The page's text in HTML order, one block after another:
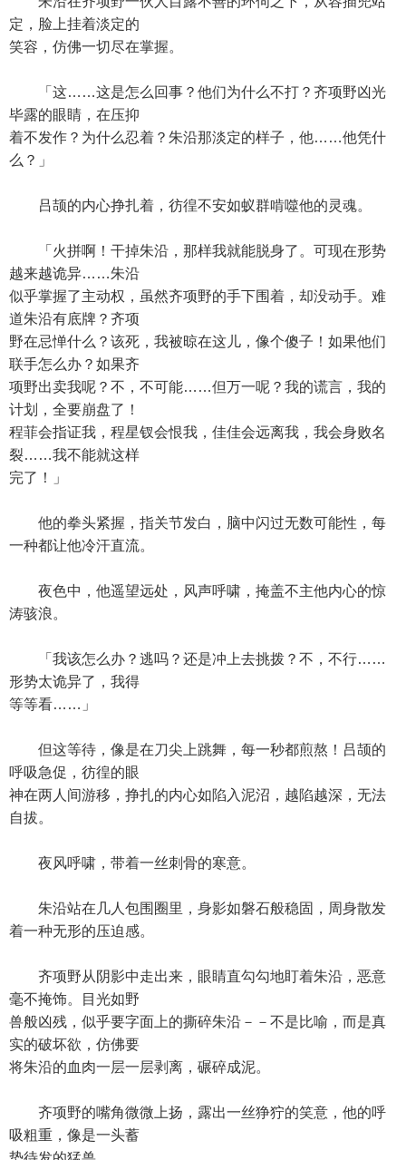
定，脸上挂着淡定的
笑容，仿佛一切尽在掌握。
「这……这是怎么回事？他们为什么不打？齐项野凶光
毕露的眼睛，在压抑
着不发作？为什么忍着？朱沿那淡定的样子，他……他凭什
么？」
吕颉的内心挣扎着，彷徨不安如蚁群啃噬他的灵魂。
「火拼啊！干掉朱沿，那样我就能脱身了。可现在形势
越来越诡异……朱沿
似乎掌握了主动权，虽然齐项野的手下围着，却没动手。难
道朱沿有底牌？齐项
野在忌惮什么？该死，我被晾在这儿，像个傻子！如果他们
联手怎么办？如果齐
项野出卖我呢？不，不可能……但万一呢？我的谎言，我的
计划，全要崩盘了！
程菲会指证我，程星钗会恨我，佳佳会远离我，我会身败名
裂……我不能就这样
完了！」
他的拳头紧握，指关节发白，脑中闪过无数可能性，每
一种都让他冷汗直流。
夜色中，他遥望远处，风声呼啸，掩盖不主他内心的惊
涛骇浪。
「我该怎么办？逃吗？还是冲上去挑拨？不，不行……
形势太诡异了，我得
等等看……」
但这等待，像是在刀尖上跳舞，每一秒都煎熬！吕颉的
呼吸急促，彷徨的眼
神在两人间游移，挣扎的内心如陷入泥沼，越陷越深，无法
自拔。
夜风呼啸，带着一丝刺骨的寒意。
朱沿站在几人包围圈里，身影如磐石般稳固，周身散发
着一种无形的压迫感。
齐项野从阴影中走出来，眼睛直勾勾地盯着朱沿，恶意
毫不掩饰。目光如野
兽般凶残，似乎要字面上的撕碎朱沿－－不是比喻，而是真
实的破坏欲，仿佛要
将朱沿的血肉一层一层剥离，碾碎成泥。
齐项野的嘴角微微上扬，露出一丝狰狞的笑意，他的呼
吸粗重，像是一头蓄